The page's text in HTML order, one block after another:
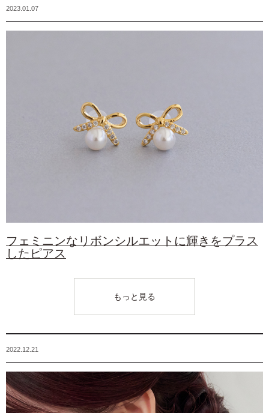
2023.01.07
フェミニンなリボンシルエットに輝きをプラス
したピアス
もっと見る
2022.12.21